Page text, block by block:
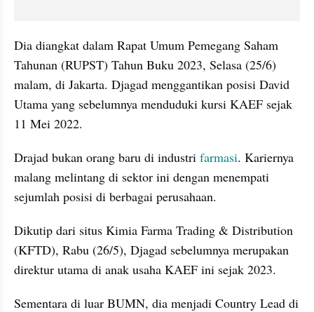
Dia diangkat dalam Rapat Umum Pemegang Saham
Tahunan (RUPST) Tahun Buku 2023, Selasa (25/6)
malam, di Jakarta. Djagad menggantikan posisi David
Utama yang sebelumnya menduduki kursi KAEF sejak
11 Mei 2022.
Drajad bukan orang baru di industri farmasi. Kariernya
malang melintang di sektor ini dengan menempati
sejumlah posisi di berbagai perusahaan.
Dikutip dari situs Kimia Farma Trading & Distribution
(KFTD), Rabu (26/5), Djagad sebelumnya merupakan
direktur utama di anak usaha KAEF ini sejak 2023.
Sementara di luar BUMN, dia menjadi Country Lead di